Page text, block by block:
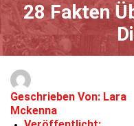
28 Fakten
Geschrieben Von: Lara
Mckenna